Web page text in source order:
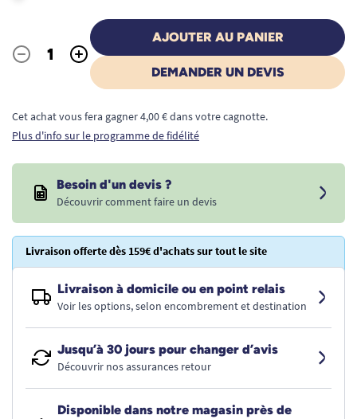
Quantité
- +
AJOUTER AU PANIER
DEMANDER UN DEVIS
Cet achat vous fera gagner 4,00 € dans votre cagnotte.
Plus d'info sur le programme de fidélité
Besoin d'un devis ?
Découvrir comment faire un devis
Livraison offerte dès 159€ d'achats sur tout le site
Livraison à domicile ou en point relais
Voir les options, selon encombrement et destination
Jusqu’à 30 jours pour changer d’avis
Découvrir nos assurances retour
Disponible dans notre magasin près de